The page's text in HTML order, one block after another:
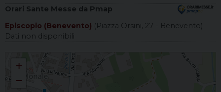
Orari Sante Messe da Pmap
Episcopio (Benevento) (Piazza Orsini, 27 - Benevento)
Dati non disponibili
+
−